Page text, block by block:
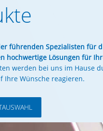
führenden Spezialisten für
hochwertige Lösungen für
werden bei uns im Hause
Ihre Wünsche reagieren.